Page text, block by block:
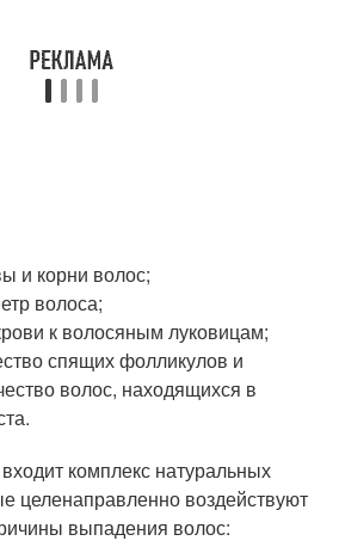
и корни волос;
волоса;
к волосяным луковицам;
спящих фолликулов и
волос, находящихся в
комплекс натуральных
целенаправленно воздействуют
выпадения волос: